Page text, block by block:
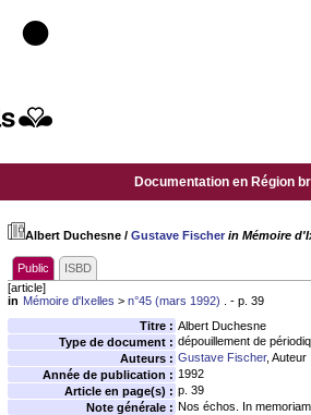
Documentation en Région
Albert Duchesne / Gustave Fischer in Mémoire
Public
ISBD
[article]
in Mémoire d'Ixelles > n°45 (mars 1992) . - p. 39
Titre : Albert Duchesne
Type de document : dépouillement de
Auteurs : Gustave Fischer, Auteur
Année de publication : 1992
Article en page(s) : p. 39
Note générale : Nos échos. In memoriam